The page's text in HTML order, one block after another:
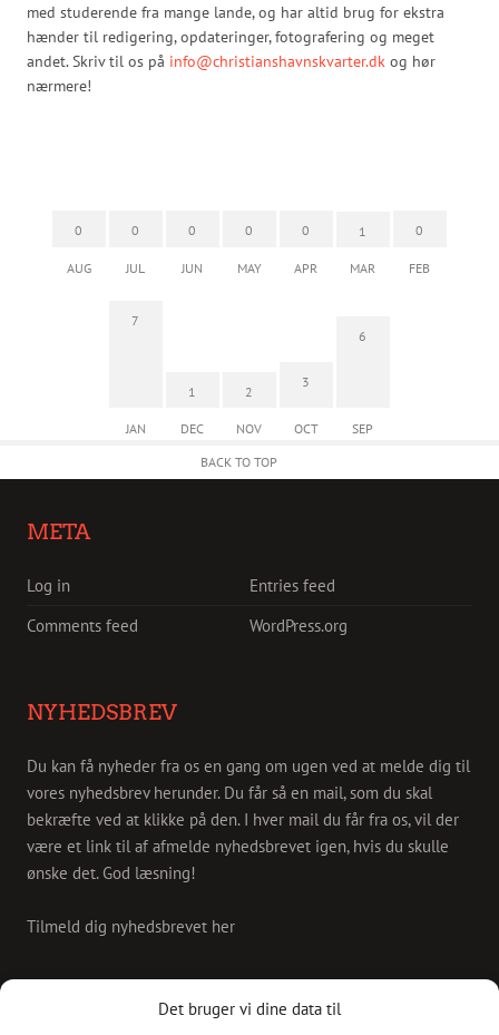
Det bruger vi dine data til
med studerende fra mange lande, og har altid brug for ekstra
hænder til redigering, opdateringer, fotografering og meget
andet. Skriv til os på info@christianshavnskvarter.dk og hør
nærmere!
0
AUG
0
JUL
0
JUN
0
MAY
0
APR
1
MAR
0
FEB
7
JAN
1
DEC
2
NOV
3
OCT
6
SEP
BACK TO TOP
META
Log in
Entries feed
Comments feed
WordPress.org
NYHEDSBREV
Du kan få nyheder fra os en gang om ugen ved at melde dig til
vores nyhedsbrev herunder. Du får så en mail, som du skal
bekræfte ved at klikke på den. I hver mail du får fra os, vil der
være et link til af afmelde nyhedsbrevet igen, hvis du skulle
ønske det. God læsning!
Tilmeld dig nyhedsbrevet her